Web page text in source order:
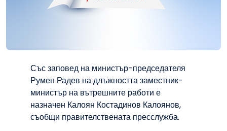
Със заповед на министър-председателя
Румен Радев на длъжността заместник-
министър на вътрешните работи е
назначен Калоян Костадинов Калоянов,
съобщи правителствената пресслужба.